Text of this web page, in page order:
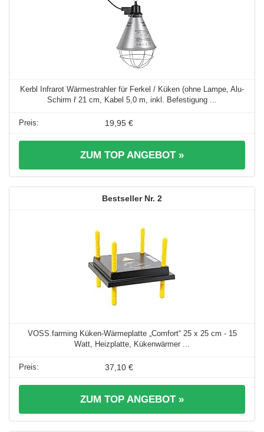
Kerbl Infrarot Wärmestrahler für Ferkel / Küken (ohne Lampe, Alu-
Schirm ř 21 cm, Kabel 5,0 m, inkl. Befestigung ...
19,95 €
ZUM TOP ANGEBOT »
2
VOSS.farming Küken-Wärmeplatte „Comfort“ 25 x 25 cm - 15
Watt, Heizplatte, Kükenwärmer ...
37,10 €
ZUM TOP ANGEBOT »